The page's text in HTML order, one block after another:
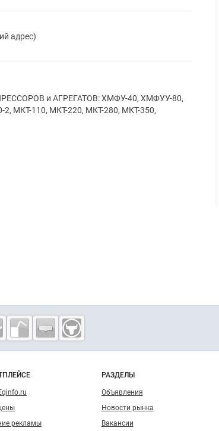
адрес)
и АГРЕГАТОВ: ХМФУ-40, ХМФУУ-80,
МКТ-110, МКТ-220, МКТ-280, МКТ-350,
по сайту
рекламы
РАЗДЕЛЫ
Объявления
Новости рынка
Вакансии